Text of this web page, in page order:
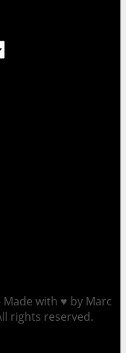
Made with ♥ by Marc
rights reserved.